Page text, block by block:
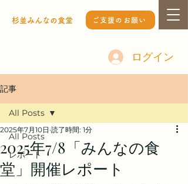
杉並みんなの食堂 ご支援のお願い
ログイン
記事
All Posts
レポート
All Posts
2025年7/8「みんなの食
堂」開催レポート
2025年7月10日 読了時間: 1分